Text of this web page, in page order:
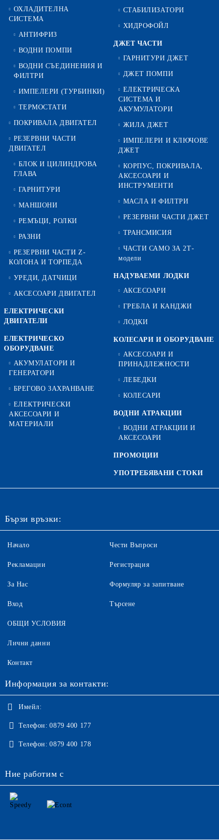
ОХЛАДИТЕЛНА
СИСТЕМА
АНТИФРИЗ
ВОДНИ ПОМПИ
ВОДНИ СЪЕДИНЕНИЯ И
ФИЛТРИ
ИМПЕЛЕРИ (ТУРБИНКИ)
ТЕРМОСТАТИ
ПОКРИВАЛА ДВИГАТЕЛ
РЕЗЕРВНИ ЧАСТИ
ДВИГАТЕЛ
БЛОК И ЦИЛИНДРОВА
ГЛАВА
ГАРНИТУРИ
МАНШОНИ
РЕМЪЦИ, РОЛКИ
РАЗНИ
РЕЗЕРВНИ ЧАСТИ Z-
КОЛОНА И ТОРПЕДА
УРЕДИ, ДАТЧИЦИ
АКСЕСОАРИ ДВИГАТЕЛ
ЕЛЕКТРИЧЕСКИ
ДВИГАТЕЛИ
ЕЛЕКТРИЧЕСКО
ОБОРУДВАНЕ
АКУМУЛАТОРИ И
ГЕНЕРАТОРИ
БРЕГОВО ЗАХРАНВАНЕ
ЕЛЕКТРИЧЕСКИ
АКСЕСОАРИ И
МАТЕРИАЛИ
СТАБИЛИЗАТОРИ
ХИДРОФОЙЛ
ДЖЕТ ЧАСТИ
ГАРНИТУРИ ДЖЕТ
ДЖЕТ ПОМПИ
ЕЛЕКТРИЧЕСКА
СИСТЕМА И
АКУМУЛАТОРИ
ЖИЛА ДЖЕТ
ИМПЕЛЕРИ И КЛЮЧОВЕ
ДЖЕТ
КОРПУС, ПОКРИВАЛА,
АКСЕСОАРИ И
ИНСТРУМЕНТИ
МАСЛА И ФИЛТРИ
РЕЗЕРВНИ ЧАСТИ ДЖЕТ
ТРАНСМИСИЯ
ЧАСТИ САМО ЗА 2Т-
модели
НАДУВАЕМИ ЛОДКИ
АКСЕСОАРИ
ГРЕБЛА И КАНДЖИ
ЛОДКИ
КОЛЕСАРИ И ОБОРУДВАНЕ
АКСЕСОАРИ И
ПРИНАДЛЕЖНОСТИ
ЛЕБЕДКИ
КОЛЕСАРИ
ВОДНИ АТРАКЦИИ
ВОДНИ АТРАКЦИИ И
АКСЕСОАРИ
ПРОМОЦИИ
УПОТРЕБЯВАНИ СТОКИ
Бързи връзки:
Начало
Рекламации
За Нас
Вход
Чести Въпроси
Регистрация
Формуляр за запитване
Търсене
ОБЩИ УСЛОВИЯ
Лични данни
Контакт
Информация за контакти:
Имейл:
Телефон: 0879 400 177
Телефон: 0879 400 178
Ние работим с